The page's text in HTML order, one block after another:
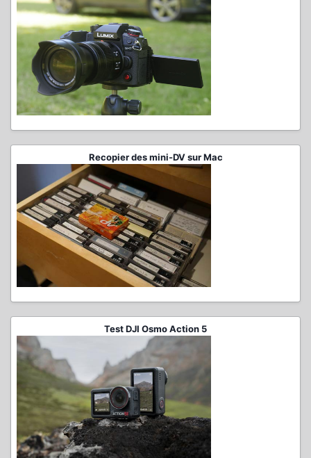
Recopier des mini-DV sur Mac
Test DJI Osmo Action 5